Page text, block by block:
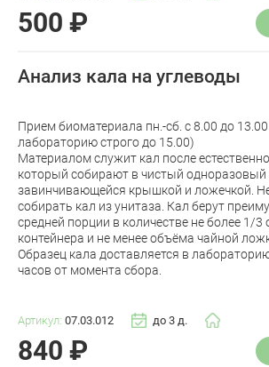
500 ₽
Анализ кала на углеводы
Прием биоматериала пн.-сб. с 8.00 до
лабораторию строго до 15.00)
Материалом служит кал после
который собирают в чистый одноразовый
завинчивающейся крышкой и ложечкой.
собирать кал из унитаза. Кал берут
средней порции в количестве не более 1/3
контейнера и не менее объёма чайной
Образец кала доставляется в
часов от момента сбора.
Артикул: 07.03.012 до 3 д.
840 ₽